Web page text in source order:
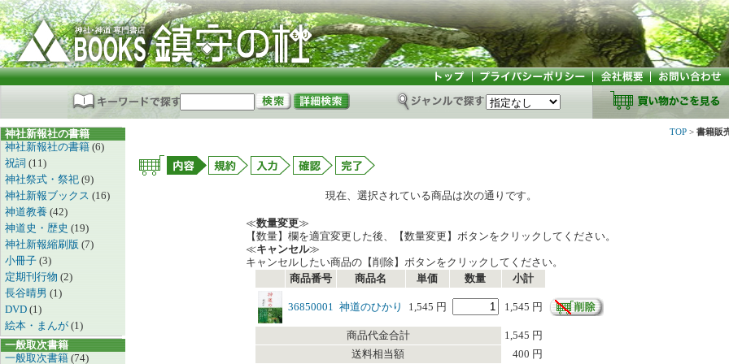
神社新報社の書籍
神社新報社の書籍 (6)
祝詞 (11)
神社祭式・祭祀 (9)
神社新報ブックス (16)
神道教養 (42)
神道史・歴史 (19)
神社新報縮刷版 (7)
小冊子 (3)
定期刊行物 (2)
長谷晴男 (1)
DVD (1)
絵本・まんが (1)
一般取次書籍
一般取次書籍 (74)
TOP > 書籍販
現在、選択されている商品は次の通りです。
≪数量変更≫
【数量】欄を適宜変更した後、【数量変更】ボタンをクリックしてください。
≪キャンセル≫
キャンセルしたい商品の【削除】ボタンをクリックしてください。
商品番号
商品名 単価 数量 小計
36850001 神道のひかり 1,545 円 1,545 円
商品代金合計
1,545 円
送料相当額
400 円